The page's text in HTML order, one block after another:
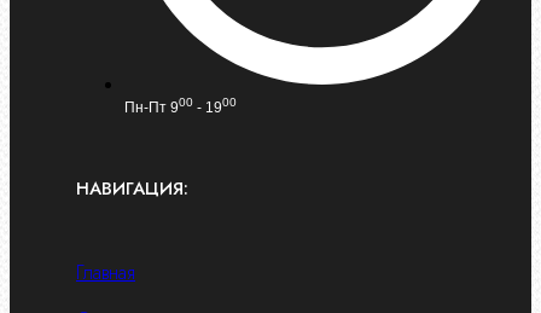
Пн-Пт 900 - 1900
НАВИГАЦИЯ:
Главная